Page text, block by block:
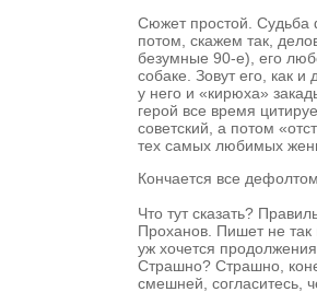
Сюжет простой. Судьба
потом, скажем так,
безумные 90-е), его
собаке. Зовут его, как
у него и «кирюха»
герой все время
советский, а потом
тех самых любимых
Кончается все
Что тут сказать?
Проханов. Пишет не так
уж хочется
Страшно? Страшно,
смешней, согласитесь,